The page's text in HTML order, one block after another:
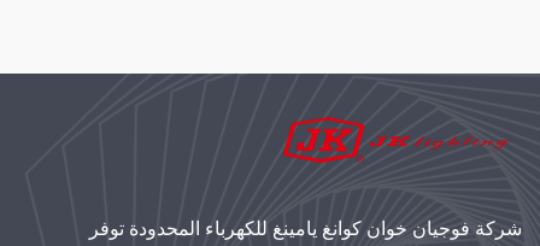
شركة فوجيان خوان كوانغ يامينغ للكهرباء المحدودة توفر